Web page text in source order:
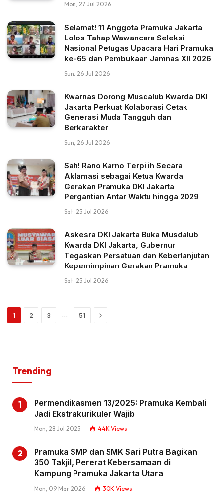
Mon, 27 Jul 2026
Selamat! 11 Anggota Pramuka Jakarta
Lolos Tahap Wawancara Seleksi
Nasional Petugas Upacara Hari Pramuka
ke-65 dan Pembukaan Jamnas XII 2026
Sun, 26 Jul 2026
Kwarnas Dorong Musdalub Kwarda DKI
Jakarta Perkuat Kolaborasi Cetak
Generasi Muda Tangguh dan
Berkarakter
Sun, 26 Jul 2026
Sah! Rano Karno Terpilih Secara
Aklamasi sebagai Ketua Kwarda
Gerakan Pramuka DKI Jakarta
Pergantian Antar Waktu hingga 2029
Sat, 25 Jul 2026
Askesra DKI Jakarta Buka Musdalub
Kwarda DKI Jakarta, Gubernur
Tegaskan Persatuan dan Keberlanjutan
Kepemimpinan Gerakan Pramuka
Sat, 25 Jul 2026
1 2 3 … 51 Next
Trending
Permendikasmen 13/2025: Pramuka Kembali
Jadi Ekstrakurikuler Wajib
Mon, 28 Jul 2025 44K Views
Pramuka SMP dan SMK Sari Putra Bagikan
350 Takjil, Pererat Kebersamaan di
Kampung Pramuka Jakarta Utara
Mon, 09 Mar 2026 30K Views